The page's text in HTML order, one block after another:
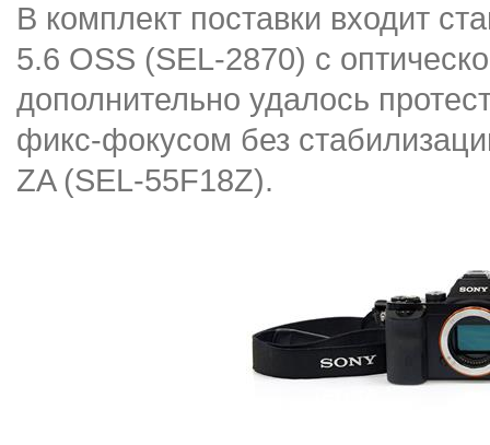
В комплект поставки входит
5.6 OSS (SEL-2870) с
дополнительно удалось
фикс-фокусом без
ZA (SEL-55F18Z).